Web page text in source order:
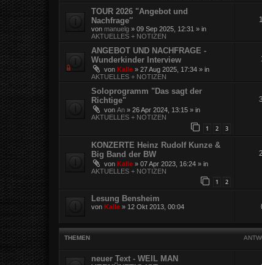
TOUR 2026 "Angebot und
Nachfrage″
von manuelg » 09 Sep 2025, 12:31 » in
AKTUELLES + NOTIZEN
ANGEBOT UND NACHFRAGE -
Wunderkinder Interview
von Kalle » 27 Aug 2025, 17:34 » in
AKTUELLES + NOTIZEN
Soloprogramm "Das sagt der
Richtige"
von An » 26 Apr 2024, 13:15 » in
AKTUELLES + NOTIZEN
1 2 3
KONZERTE Heinz Rudolf Kunze &
Big Band der BW
von Kalle » 07 Apr 2023, 16:24 » in
AKTUELLES + NOTIZEN
1 2
Lesung Bensheim
von Kalle » 12 Okt 2013, 00:04
THEMEN
neuer Text - WEIL MAN